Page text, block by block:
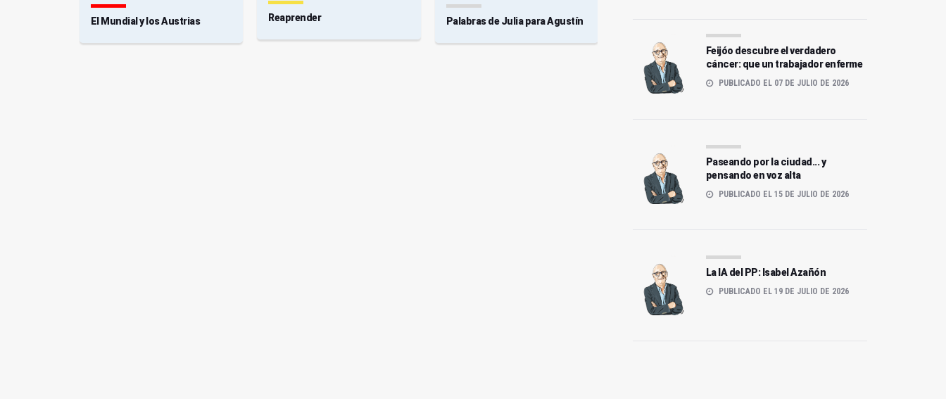
El Mundial y los Austrias Reaprender Palabras de Julia para Agustín
Feijóo descubre el verdadero
cáncer: que un trabajador enferme
PUBLICADO EL 07 DE JULIO DE 2026
Paseando por la ciudad... y
pensando en voz alta
PUBLICADO EL 15 DE JULIO DE 2026
La IA del PP: Isabel Azañón
PUBLICADO EL 19 DE JULIO DE 2026